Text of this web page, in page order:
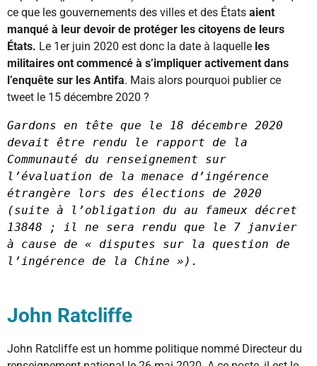
ce que les gouvernements des villes et des États aient
manqué à leur devoir de protéger les citoyens de leurs
États. Le 1er juin 2020 est donc la date à laquelle les
militaires ont commencé à s’impliquer activement dans
l’enquête sur les Antifa. Mais alors pourquoi publier ce
tweet le 15 décembre 2020 ?
Gardons en tête que le 18 décembre 2020
devait être rendu le rapport de la
Communauté du renseignement sur
l’évaluation de la menace d’ingérence
étrangère lors des élections de 2020
(suite à l’obligation du au fameux décret
13848 ; il ne sera rendu que le 7 janvier
à cause de « disputes sur la question de
l’ingérence de la Chine »).
John Ratcliffe
John Ratcliffe est un homme politique nommé Directeur du